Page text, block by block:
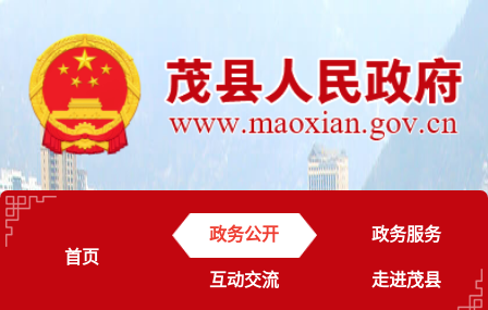
首页
政务公开 政务服务
互动交流 走进茂县